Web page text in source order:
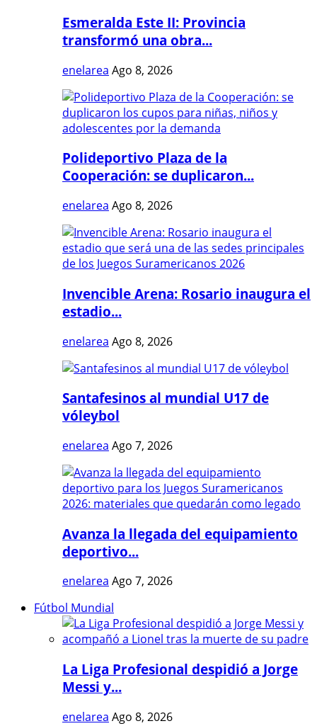
Esmeralda Este II: Provincia
transformó una obra...
enelarea Ago 8, 2026
Polideportivo Plaza de la
Cooperación: se duplicaron...
enelarea Ago 8, 2026
Invencible Arena: Rosario inaugura el
estadio...
enelarea Ago 8, 2026
Santafesinos al mundial U17 de
vóleybol
enelarea Ago 7, 2026
Avanza la llegada del equipamiento
deportivo...
enelarea Ago 7, 2026
Fútbol Mundial
La Liga Profesional despidió a Jorge
Messi y...
enelarea Ago 8, 2026